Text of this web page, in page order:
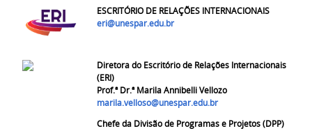
ESCRITÓRIO DE RELAÇÕES INTERNACIONAIS
eri@unespar.edu.br
Diretora do Escritório de Relações Internacionais
(ERI)
Prof.ª Dr.ª Marila Annibelli Vellozo
marila.velloso@unespar.edu.br
Chefe da Divisão de Programas e Projetos (DPP)